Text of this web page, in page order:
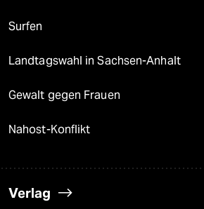
Surfen
Landtagswahl in Sachsen-Anhalt
Gewalt gegen Frauen
Nahost-Konflikt
Verlag